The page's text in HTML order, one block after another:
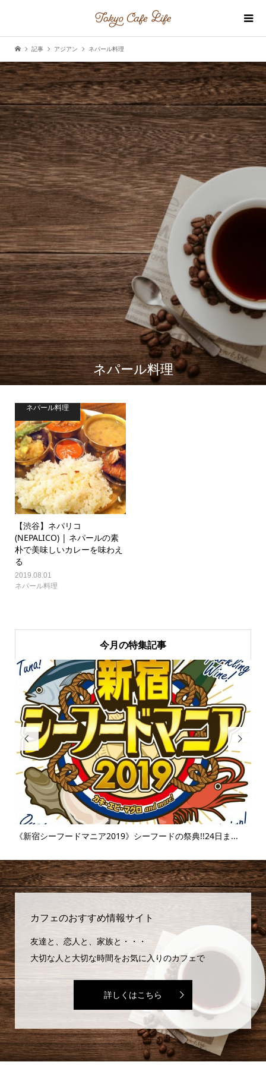
記事 アジアン ネパール料理
ネパール料理
ネパール料理
【渋谷】ネパリコ
(NEPALICO) | ネパールの素
朴で美味しいカレーを味わえ
る
2019.08.01
ネパール料理
今月の特集記事

《新宿シーフードマニア2019》シーフードの祭典!!24日ま...

カフェのおすすめ情報サイト
友達と、恋人と、家族と・・・
大切な人と大切な時間をお気に入りのカフェで
詳しくはこちら